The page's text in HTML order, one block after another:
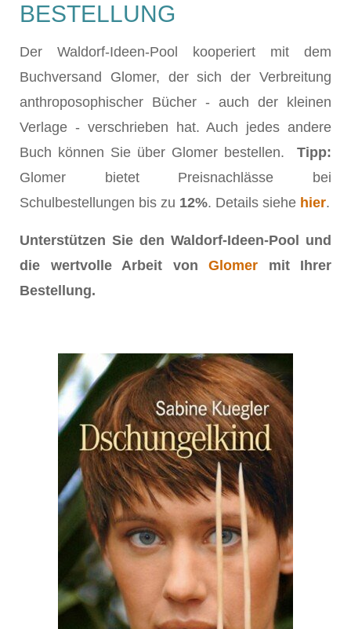
BESTELLUNG
Der Waldorf-Ideen-Pool kooperiert mit dem
Buchversand Glomer, der sich der Verbreitung
anthroposophischer Bücher - auch der kleinen
Verlage - verschrieben hat. Auch jedes andere
Buch können Sie über Glomer bestellen. Tipp:
Glomer bietet Preisnachlässe bei
Schulbestellungen bis zu 12%. Details siehe hier.
Unterstützen Sie den Waldorf-Ideen-Pool und
die wertvolle Arbeit von
Glomer
mit Ihrer
Bestellung.